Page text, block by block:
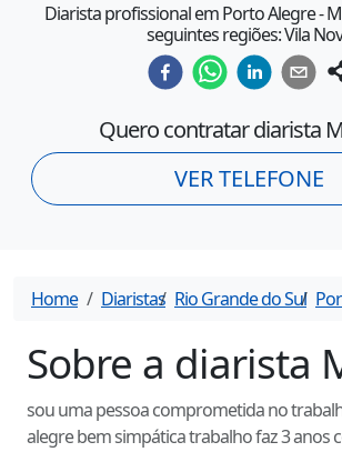
Diarista profissional em Porto Alegre -
seguintes regiões: Vila
Quero contratar diarista
VER TELEFONE
Home Diaristas Rio Grande do Sul
Sobre a diarista
sou uma pessoa comprometida no
alegre bem simpática trabalho faz 3 anos